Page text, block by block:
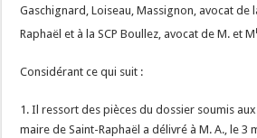
Gaschignard, Loiseau, Massignon, avocat de
Raphaël et à la SCP Boullez, avocat de M. et M
Considérant ce qui suit :
1. Il ressort des pièces du dossier soumis
maire de Saint-Raphaël a délivré à M. A., le 3